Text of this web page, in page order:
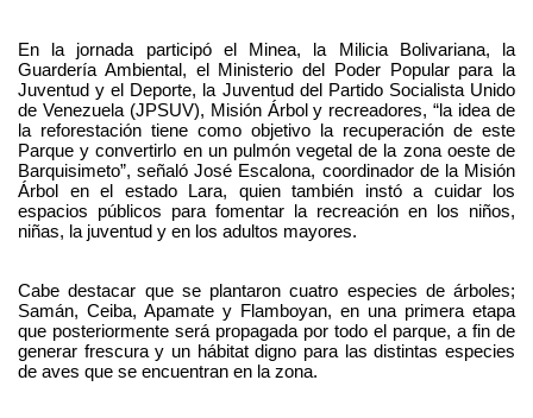
En la jornada participó el Minea, la Milicia Bolivariana, la
Guardería Ambiental, el Ministerio del Poder Popular para la
Juventud y el Deporte, la Juventud del Partido Socialista Unido
de Venezuela (JPSUV), Misión Árbol y recreadores, “la idea de
la reforestación tiene como objetivo la recuperación de este
Parque y convertirlo en un pulmón vegetal de la zona oeste de
Barquisimeto”, señaló José Escalona, coordinador de la Misión
Árbol en el estado Lara, quien también instó a cuidar los
espacios públicos para fomentar la recreación en los niños,
niñas, la juventud y en los adultos mayores.
Cabe destacar que se plantaron cuatro especies de árboles;
Samán, Ceiba, Apamate y Flamboyan, en una primera etapa
que posteriormente será propagada por todo el parque, a fin de
generar frescura y un hábitat digno para las distintas especies
de aves que se encuentran en la zona.